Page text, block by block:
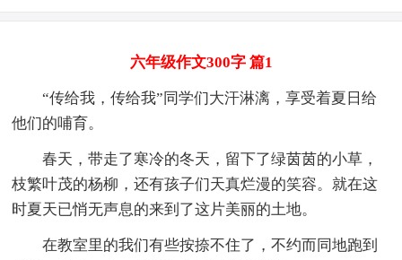
六年级作文300字 篇1
“传给我，传给我”同学们大汗淋漓，享受着夏日给
他们的哺育。
春天，带走了寒冷的冬天，留下了绿茵茵的小草，
枝繁叶茂的杨柳，还有孩子们天真烂漫的笑容。就在这
时夏天已悄无声息的来到了这片美丽的土地。
在教室里的我们有些按捺不住了，不约而同地跑到